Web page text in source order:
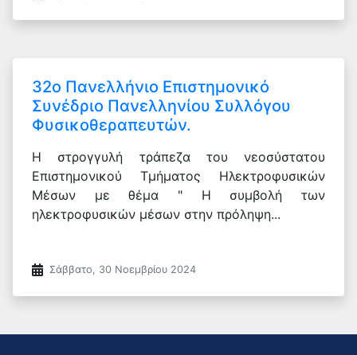
32ο Πανελλήνιο Επιστημονικό
Συνέδριο Πανελληνίου Συλλόγου
Φυσικοθεραπευτών.
Η στρογγυλή τράπεζα του νεοσύστατου
Επιστημονικού Τμήματος Ηλεκτροφυσικών
Μέσων με θέμα " Η συμβολή των
ηλεκτροφυσικών μέσων στην πρόληψη...
Σάββατο, 30 Νοεμβρίου 2024